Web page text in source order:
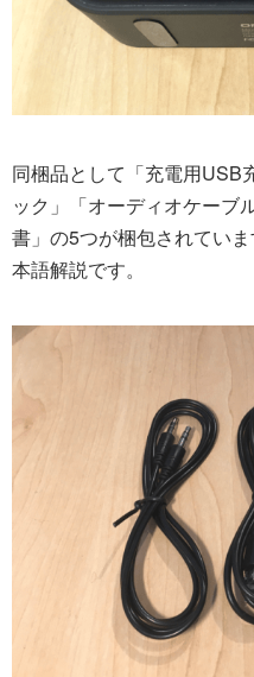
同梱品として「充電用USB
ック」「オーディオケーブ
書」の5つが梱包されてい
本語解説です。